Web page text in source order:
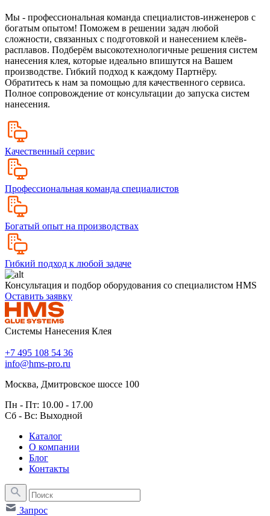
Мы - профессиональная команда специалистов-инженеров с
богатым опытом! Поможем в решении задач любой
сложности, связанных с подготовкой и нанесением клеёв-
расплавов. Подберём высокотехнологичные решения систем
нанесения клея, которые идеально впишутся на Вашем
производстве. Гибкий подход к каждому Партнёру.
Обратитесь к нам за помощью для качественного сервиса.
Полное сопровождение от консультации до запуска систем
нанесения.
Качественный сервис
Профессиональная команда специалистов
Богатый опыт на производствах
Гибкий подход к любой задаче
Консультация и подбор оборудования со специалистом HMS
Оставить заявку
Системы Нанесения Клея
+7 495 108 54 36
info@hms-pro.ru
Москва, Дмитровское шоссе 100
Пн - Пт: 10.00 - 17.00
Сб - Вс: Выходной
Каталог
О компании
Блог
Контакты
Запрос